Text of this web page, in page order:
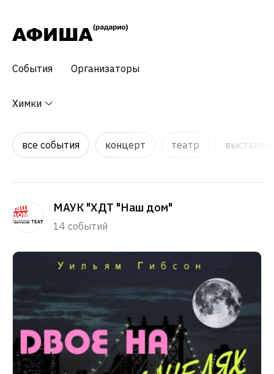
События Организаторы
Химки
все события концерт театр
МАУК "ХДТ "Наш дом"
14 событий